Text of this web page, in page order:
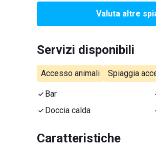
Valuta altre
Servizi disponibili
Accesso animali Spiaggia
Bar
Doccia calda
Caratteristiche